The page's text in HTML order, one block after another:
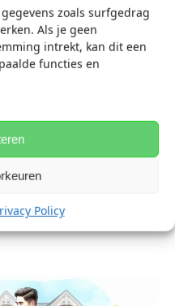
zoals surfgedrag
Als je geen
intrekt, kan dit een
functies en
Policy
onsop om uwtestrit aan
en het gemak van een
uzelf de mobiliteit die u
of lange ritten.
Proefrit Aan